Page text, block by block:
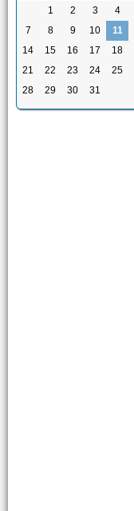
1
2 3 4
7
8 9 10 11
14
15 16 17 18
21
22 23 24 25
28
29 30 31